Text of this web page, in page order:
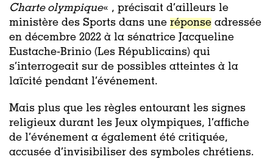
Charte olympique« , précisait d’ailleurs le
ministère des Sports dans une réponse adressée
en décembre 2022 à la sénatrice Jacqueline
Eustache-Brinio (Les Républicains) qui
s’interrogeait sur de possibles atteintes à la
laïcité pendant l’événement.
Mais plus que les règles entourant les signes
religieux durant les Jeux olympiques, l’affiche
de l’événement a également été critiquée,
accusée d’invisibiliser des symboles chrétiens.